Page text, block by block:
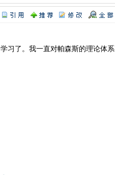
学习了。我一直对帕森斯的理论体